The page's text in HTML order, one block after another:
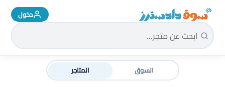
سوق دادسترز الرئيسية دخول
السوق المتاجر